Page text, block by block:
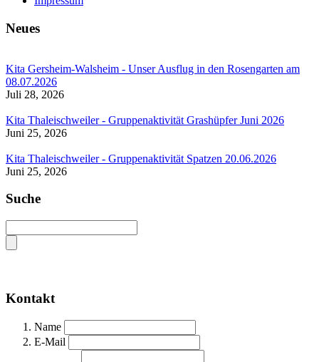
Neues
Kita Gersheim-Walsheim - Unser Ausflug in den Rosengarten am
08.07.2026
Juli 28, 2026
Kita Thaleischweiler - Gruppenaktivität Grashüpfer Juni 2026
Juni 25, 2026
Kita Thaleischweiler - Gruppenaktivität Spatzen 20.06.2026
Juni 25, 2026
Suche
Kontakt
Name
E-Mail